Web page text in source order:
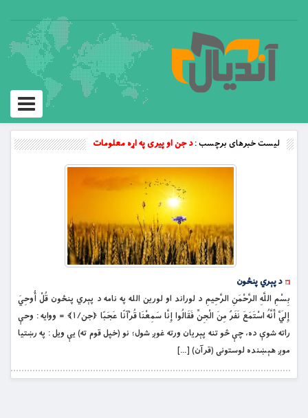
Toggle
لیست خبرهای برچسب :د جن او پيری په اړه معلومات
د پېري پنځون
بِسْمِ اللَّهِ الرَّحْمَنِ الرَّحِيمِ د لوراند او لورین الله په نامه د پېري پنځون قُلْ أُوحِيَ
إِلَيَّ أَنَّهُ اسْتَمَعَ نَفَرٌ مِنَ الْجِنِّ فَقَالُوا إِنَّا سَمِعْنَا قُرْآنًا عَجَبًا ﴿جن/۱﴾ = ووايه : وحې
راته شوې ده، چې څو تنه پېريان ورته غوږ شول؛ نو (خپل قوم ته) يې ويل : په رښتيا
موږ هېښنده لوستونى (قرآن) […]